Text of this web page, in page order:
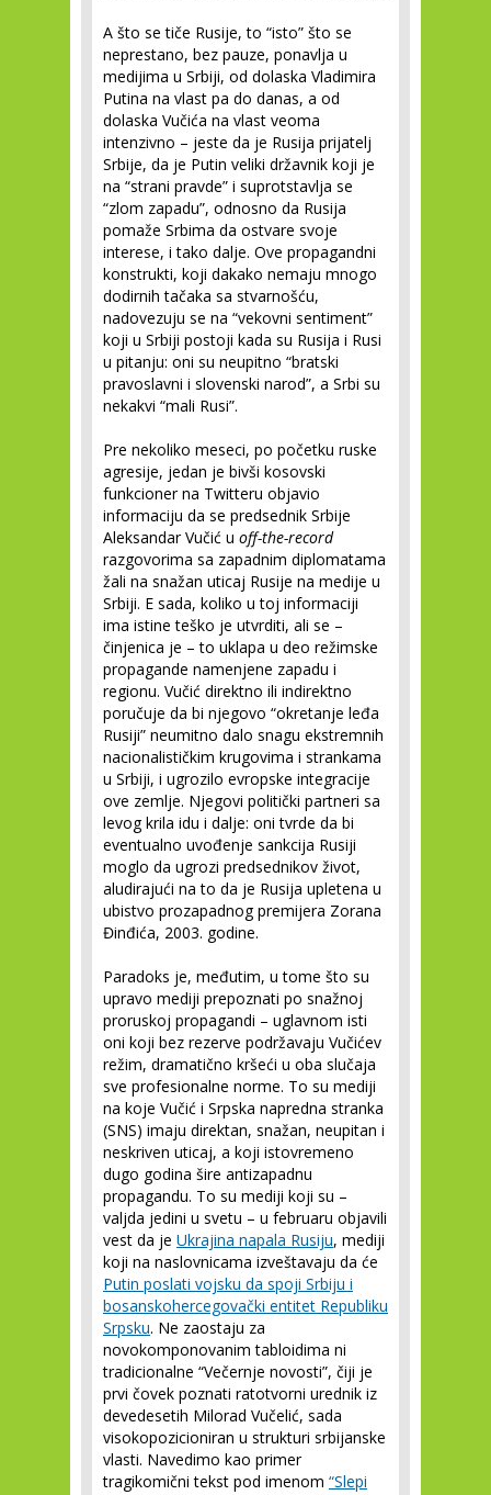
A što se tiče Rusije, to “isto” što se
neprestano, bez pauze, ponavlja u
medijima u Srbiji, od dolaska Vladimira
Putina na vlast pa do danas, a od
dolaska Vučića na vlast veoma
intenzivno – jeste da je Rusija prijatelj
Srbije, da je Putin veliki državnik koji je
na “strani pravde” i suprotstavlja se
“zlom zapadu”, odnosno da Rusija
pomaže Srbima da ostvare svoje
interese, i tako dalje. Ove propagandni
konstrukti, koji dakako nemaju mnogo
dodirnih tačaka sa stvarnošću,
nadovezuju se na “vekovni sentiment”
koji u Srbiji postoji kada su Rusija i Rusi
u pitanju: oni su neupitno “bratski
pravoslavni i slovenski narod”, a Srbi su
nekakvi “mali Rusi”.
Pre nekoliko meseci, po početku ruske
agresije, jedan je bivši kosovski
funkcioner na Twitteru objavio
informaciju da se predsednik Srbije
Aleksandar Vučić u off-the-record
razgovorima sa zapadnim diplomatama
žali na snažan uticaj Rusije na medije u
Srbiji. E sada, koliko u toj informaciji
ima istine teško je utvrditi, ali se –
činjenica je – to uklapa u deo režimske
propagande namenjene zapadu i
regionu. Vučić direktno ili indirektno
poručuje da bi njegovo “okretanje leđa
Rusiji” neumitno dalo snagu ekstremnih
nacionalističkim krugovima i strankama
u Srbiji, i ugrozilo evropske integracije
ove zemlje. Njegovi politički partneri sa
levog krila idu i dalje: oni tvrde da bi
eventualno uvođenje sankcija Rusiji
moglo da ugrozi predsednikov život,
aludirajući na to da je Rusija upletena u
ubistvo prozapadnog premijera Zorana
Đinđića, 2003. godine.
Paradoks je, međutim, u tome što su
upravo mediji prepoznati po snažnoj
proruskoj propagandi – uglavnom isti
oni koji bez rezerve podržavaju Vučićev
režim, dramatično kršeći u oba slučaja
sve profesionalne norme. To su mediji
na koje Vučić i Srpska napredna stranka
(SNS) imaju direktan, snažan, neupitan i
neskriven uticaj, a koji istovremeno
dugo godina šire antizapadnu
propagandu. To su mediji koji su –
valjda jedini u svetu – u februaru objavili
vest da je Ukrajina napala Rusiju, mediji
koji na naslovnicama izveštavaju da će
Putin poslati vojsku da spoji Srbiju i
bosanskohercegovački entitet Republiku
Srpsku. Ne zaostaju za
novokomponovanim tabloidima ni
tradicionalne “Večernje novosti”, čiji je
prvi čovek poznati ratotvorni urednik iz
devedesetih Milorad Vučelić, sada
visokopozicioniran u strukturi srbijanske
vlasti. Navedimo kao primer
tragikomični tekst pod imenom “Slepi